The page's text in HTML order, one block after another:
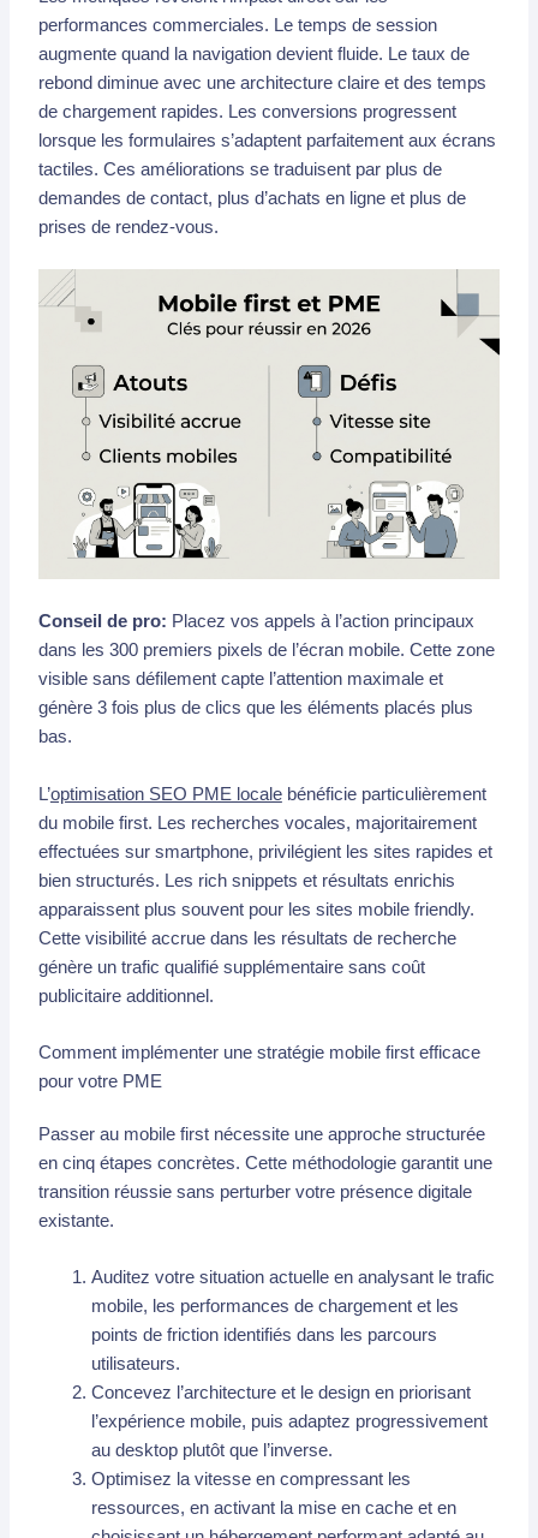
performances commerciales. Le temps de session
augmente quand la navigation devient fluide. Le taux de
rebond diminue avec une architecture claire et des temps
de chargement rapides. Les conversions progressent
lorsque les formulaires s’adaptent parfaitement aux écrans
tactiles. Ces améliorations se traduisent par plus de
demandes de contact, plus d’achats en ligne et plus de
prises de rendez-vous.
Conseil de pro: Placez vos appels à l’action principaux
dans les 300 premiers pixels de l’écran mobile. Cette zone
visible sans défilement capte l’attention maximale et
génère 3 fois plus de clics que les éléments placés plus
bas.
L’optimisation SEO PME localebénéficie particulièrement
du mobile first. Les recherches vocales, majoritairement
effectuées sur smartphone, privilégient les sites rapides et
bien structurés. Les rich snippets et résultats enrichis
apparaissent plus souvent pour les sites mobile friendly.
Cette visibilité accrue dans les résultats de recherche
génère un trafic qualifié supplémentaire sans coût
publicitaire additionnel.
Comment implémenter une stratégie mobile first efficace
pour votre PME
Passer au mobile first nécessite une approche structurée
en cinq étapes concrètes. Cette méthodologie garantit une
transition réussie sans perturber votre présence digitale
existante.
Auditez votre situation actuelle en analysant le trafic
mobile, les performances de chargement et les
points de friction identifiés dans les parcours
utilisateurs.
Concevez l’architecture et le design en priorisant
l’expérience mobile, puis adaptez progressivement
au desktop plutôt que l’inverse.
Optimisez la vitesse en compressant les
ressources, en activant la mise en cache et en